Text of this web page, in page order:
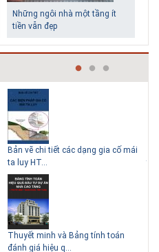
Những ngôi nhà một tầng ít
tiền vẫn đẹp
Thiết kế nhà siêu nhỏ độc đáo
Bản vẽ chi tiết các dạng gia cố mái
ta luy HT...
Thuyết minh và Bảng tính toán
đánh giá hiệu q...